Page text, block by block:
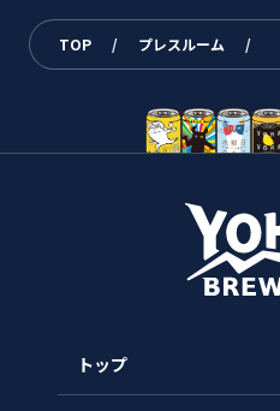
TOP / プレスルーム /
トップ